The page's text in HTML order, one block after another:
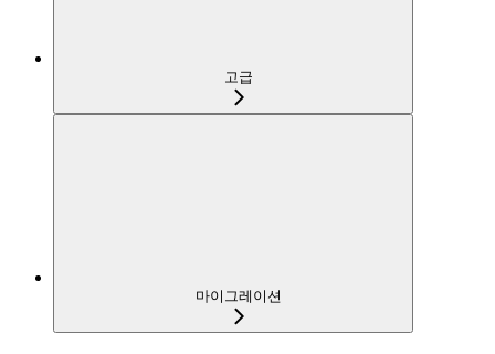
고급
마이그레이션